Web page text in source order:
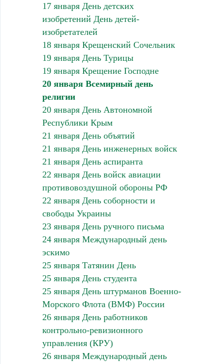
17 января День детских
изобретений День детей-
изобретателей
18 января Крещенский Сочельник
19 января День Турицы
19 января Крещение Господне
20 января Всемирный день
религии
20 января День Автономной
Республики Крым
21 января День объятий
21 января День инженерных войск
21 января День аспиранта
22 января День войск авиации
противовоздушной обороны РФ
22 января День соборности и
свободы Украины
23 января День ручного письма
24 января Международный день
эскимо
25 января Татянин День
25 января День студента
25 января День штурманов Военно-
Морского Флота (ВМФ) России
26 января День работников
контрольно-ревизионного
управления (КРУ)
26 января Международный день